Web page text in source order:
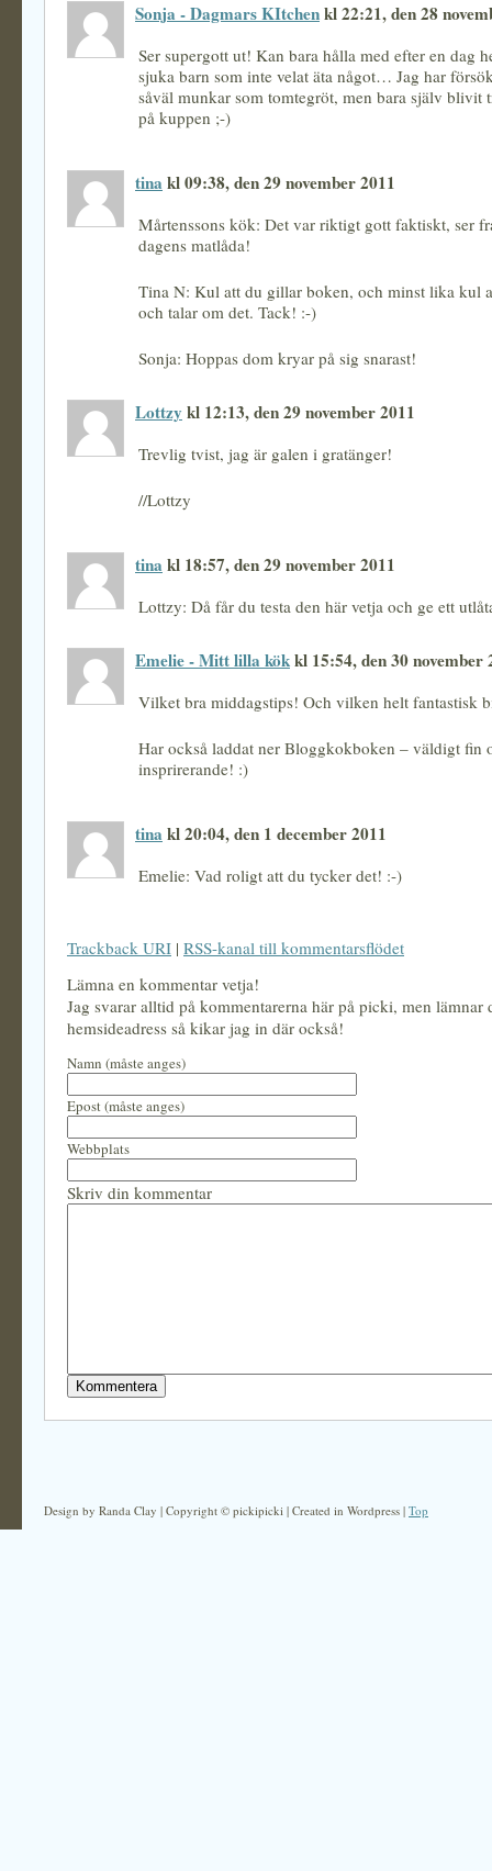
Sonja - Dagmars KItchenkl 22:21, den 28
Ser supergott ut! Kan bara hålla med efter en dag
sjuka barn som inte velat äta något… Jag har
såväl munkar som tomtegröt, men bara själv blivit
på kuppen ;-)
tina kl 09:38, den 29 november 2011
Mårtenssons kök: Det var riktigt gott faktiskt, ser
dagens matlåda!
Tina N: Kul att du gillar boken, och minst lika kul
och talar om det. Tack! :-)
Sonja: Hoppas dom kryar på sig snarast!
Lottzy kl 12:13, den 29 november 2011
Trevlig tvist, jag är galen i gratänger!
//Lottzy
tina kl 18:57, den 29 november 2011
Lottzy: Då får du testa den här vetja och ge ett
Emelie - Mitt lilla kökkl 15:54, den 30 november
Vilket bra middagstips! Och vilken helt fantastisk
Har också laddat ner Bloggkokboken – väldigt fin
insprirerande! :)
tina kl 20:04, den 1 december 2011
Emelie: Vad roligt att du tycker det! :-)
Trackback URI | RSS-kanal till kommentarsflödet
Lämna en kommentar vetja!
Jag svarar alltid på kommentarerna här på picki, men lämnar
hemsideadress så kikar jag in där också!
Namn (måste anges)
Epost (måste anges)
Webbplats
Skriv din kommentar
Design by Randa Clay | Copyright © pickipicki | Created in Wordpress | Top